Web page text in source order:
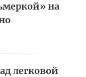
на
легковой